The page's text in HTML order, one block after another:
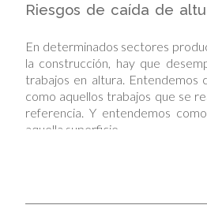
Riesgos de caída de
En determinados sectores
la construcción, hay que
trabajos en altura. Entendemos
como aquellos trabajos que se
referencia. Y entendemos
aquella superficie…